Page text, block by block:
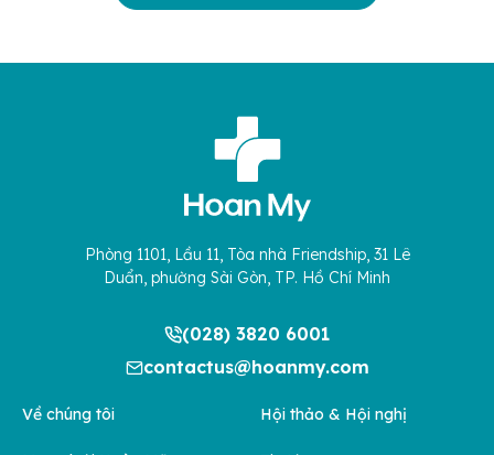
Phòng 1101, Lầu 11, Tòa nhà Friendship, 31 Lê
Duẩn, phường Sài Gòn, TP. Hồ Chí Minh
(028) 3820 6001
contactus@hoanmy.com
Về chúng tôi Hội thảo & Hội nghị